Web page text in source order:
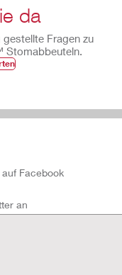
da
gestellte Fragen zu
Stomabbeuteln.
Facebook
an